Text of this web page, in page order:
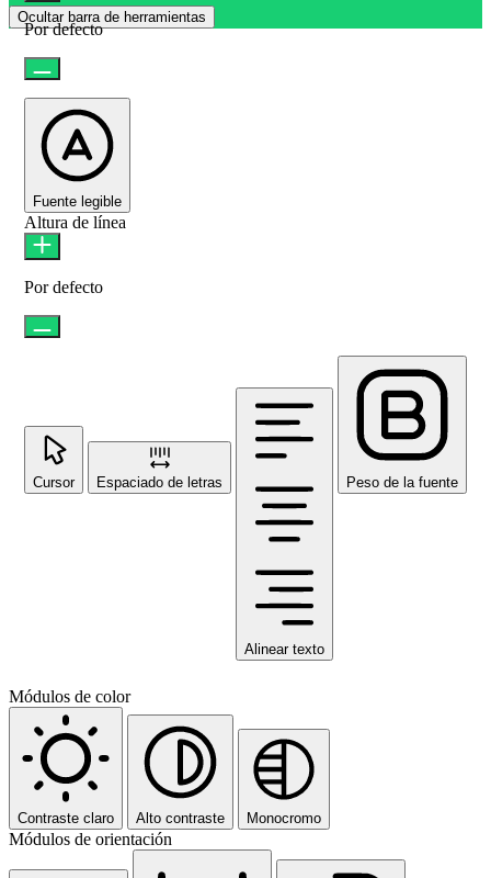
Ocultar barra de herramientas
Por defecto
Fuente legible
Altura de línea
Por defecto
Cursor Espaciado de letras
Alinear texto
Peso de la fuente
Módulos de color
Contraste claro Alto contraste Monocromo
Módulos de orientación